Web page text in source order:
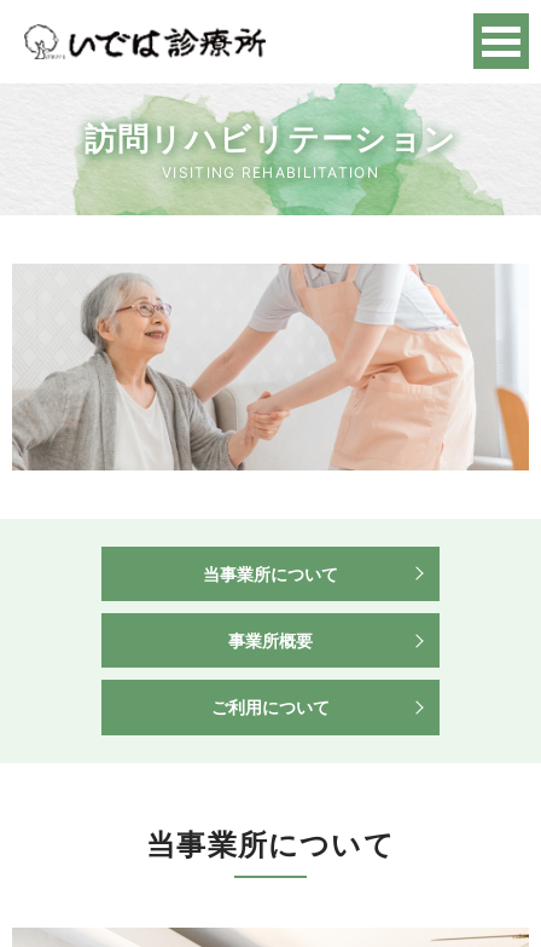
訪問リハビリテーション
VISITING REHABILITATION
当事業所について
事業所概要
ご利用について
当事業所について